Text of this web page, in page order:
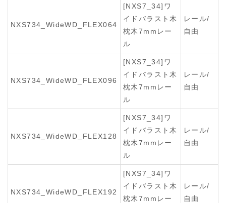
NXS734_WideWD_FLEX064
[NXS7_34]ワ
イドバラスト木
枕木7mmレー
ル
レール/
自由
NXS734_WideWD_FLEX096
[NXS7_34]ワ
イドバラスト木
枕木7mmレー
ル
レール/
自由
NXS734_WideWD_FLEX128
[NXS7_34]ワ
イドバラスト木
枕木7mmレー
ル
レール/
自由
NXS734_WideWD_FLEX192
[NXS7_34]ワ
イドバラスト木
枕木7mmレー
レール/
自由